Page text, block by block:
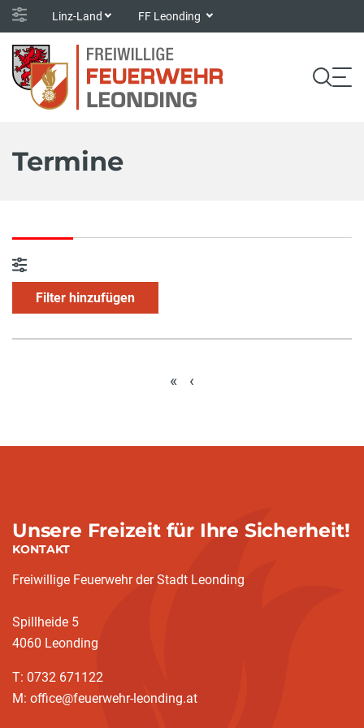
Linz-Land FF Leonding
Termine
Filter hinzufügen
« ‹
Unsere Freizeit für Ihre Sicherheit!
KONTAKT
Freiwillige Feuerwehr der Stadt Leonding
Spillheide 5
4060 Leonding
T: 0732 671122
M: office@feuerwehr-leonding.at